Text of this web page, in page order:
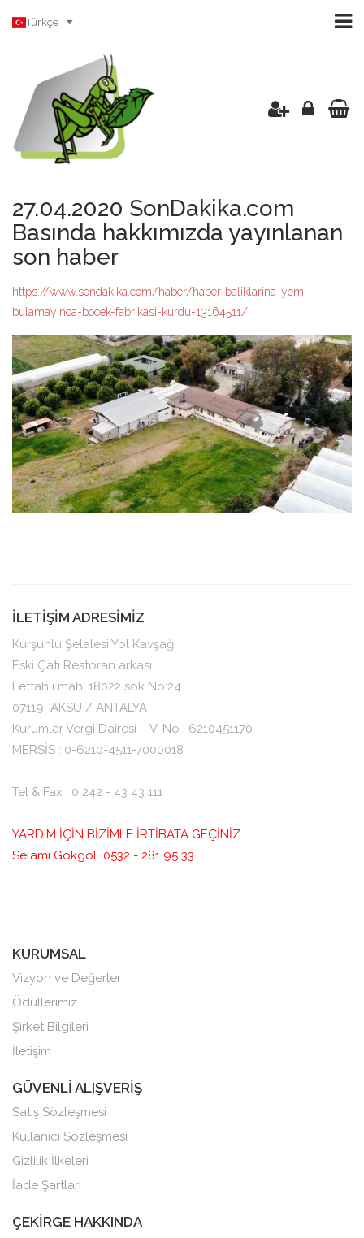
Türkçe
27.04.2020 SonDakika.com
Basında hakkımızda yayınlanan
son haber
https://www.sondakika.com/haber/haber-baliklarina-yem-
bulamayinca-bocek-fabrikasi-kurdu-13164511/
İLETİŞİM ADRESİMİZ
Kurşunlu Şelalesi Yol Kavşağı
Eski Çatı Restoran arkası
Fettahlı mah. 18022 sok No:24
07119 AKSU / ANTALYA
Kurumlar Vergi Dairesi V. No : 6210451170
MERSİS : 0-6210-4511-7000018
Tel & Fax : 0 242 - 43 43 111
YARDIM İÇİN BİZİMLE İRTİBATA GEÇİNİZ
Selami Gökgöl 0532 - 281 95 33
KURUMSAL
Vizyon ve Değerler
Ödüllerimiz
Şirket Bilgileri
İletişim
GÜVENLİ ALIŞVERİŞ
Satış Sözleşmesi
Kullanıcı Sözleşmesi
Gizlilik İlkeleri
İade Şartları
ÇEKİRGE HAKKINDA